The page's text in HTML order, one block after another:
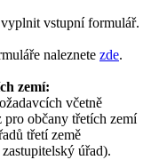
vstupní formulář.
naleznete zde.
zemí:
včetně
občany třetích zemí
třetí země
úřad).